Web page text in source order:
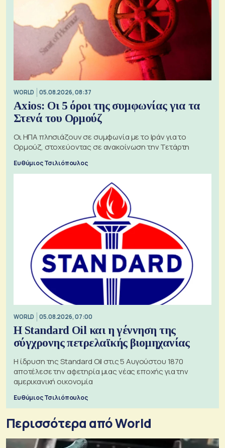
WORLD 05.08.2026, 08:37
Axios: Οι 5 όροι της συμφωνίας για τα
Στενά του Ορμούζ
Οι ΗΠΑ πλησιάζουν σε συμφωνία με το Ιράν για το
Ορμούζ, στοχεύοντας σε ανακοίνωση την Τετάρτη
Ευθύμιος Τσιλιόπουλος
WORLD 05.08.2026, 07:00
Η Standard Oil και η γέννηση της
σύγχρονης πετρελαϊκής βιομηχανίας
Η ίδρυση της Standard Oil στις 5 Αυγούστου 1870
αποτέλεσε την αφετηρία μιας νέας εποχής για την
αμερικανική οικονομία
Ευθύμιος Τσιλιόπουλος
Περισσότερα από World